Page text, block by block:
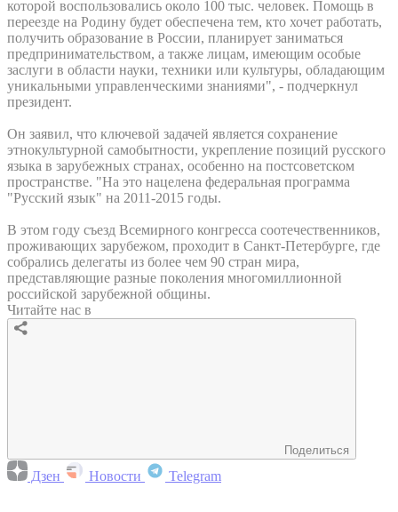
которой воспользовались около 100 тыс. человек. Помощь в
переезде на Родину будет обеспечена тем, кто хочет работать,
получить образование в России, планирует заниматься
предпринимательством, а также лицам, имеющим особые
заслуги в области науки, техники или культуры, обладающим
уникальными управленческими знаниями", - подчеркнул
президент.
Он заявил, что ключевой задачей является сохранение
этнокультурной самобытности, укрепление позиций русского
языка в зарубежных странах, особенно на постсоветском
пространстве. "На это нацелена федеральная программа
"Русский язык" на 2011-2015 годы.
В этом году съезд Всемирного конгресса соотечественников,
проживающих зарубежом, проходит в Санкт-Петербурге, где
собрались делегаты из более чем 90 стран мира,
представляющие разные поколения многомиллионной
российской зарубежной общины.
Читайте нас в
Поделиться
Дзен Новости Telegram